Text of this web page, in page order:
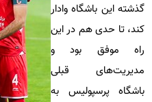
گذشته این باشگاه وادار
کند، تا حدی هم در این
راه موفق بود و
مدیریت‌های قبلی
باشگاه پرسپولیس به